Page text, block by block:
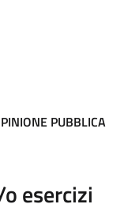
PUBBLICA
esercizi